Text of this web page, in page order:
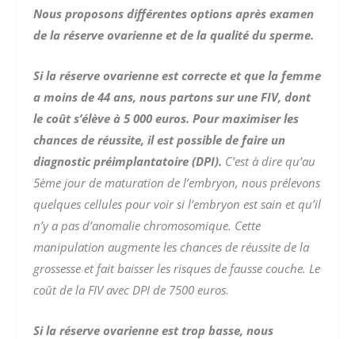
Nous proposons différentes options après examen
de la réserve ovarienne et de la qualité du sperme.
Si la réserve ovarienne est correcte et que la femme
a moins de 44 ans, nous partons sur une FIV, dont
le coût s’élève à 5 000 euros. Pour maximiser les
chances de réussite, il est possible de faire un
diagnostic préimplantatoire (DPI). C’est à dire qu’au
5ème jour de maturation de l’embryon, nous prélevons
quelques cellules pour voir si l’embryon est sain et qu’il
n’y a pas d’anomalie chromosomique. Cette
manipulation augmente les chances de réussite de la
grossesse et fait baisser les risques de fausse couche. Le
coût de la FIV avec DPI de 7500 euros.
Si la réserve ovarienne est trop basse, nous